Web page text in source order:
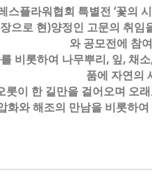
스플라워협회 특별전 ‘꽃의
으로 현)양정인 고문의 취
와 공모전에 참
비롯하여 나무뿌리, 잎, 채
품에 자연의
롯이 한 길만을 걸어오며 오
화와 해조의 만남을 비롯하